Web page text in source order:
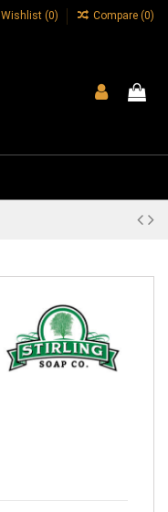
Wishlist (0) Compare (0)